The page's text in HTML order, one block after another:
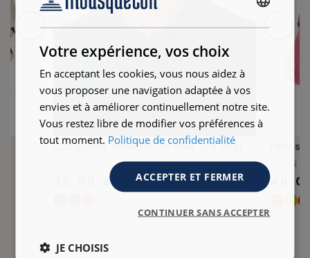
25,00 €
TARAN
Votre expérience, vos choix
En acceptant les cookies, vous nous aidez à
vous proposer une navigation adaptée à vos
envies et à améliorer continuellement notre site.
Vous restez libre de modifier vos préférences à
tout moment. Politique de confidentialité
ACCEPTER ET FERMER
CONTINUER SANS ACCEPTER
JE CHOISIS